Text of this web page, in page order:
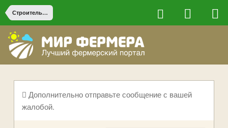
Строительство на ферме
Дополнительно отправьте сообщение с вашей
жалобой.